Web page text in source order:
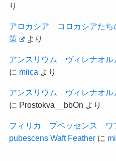
り
アロカシア コロカシアたち
策
より
アンスリウム ヴィレナオ
に miica より
アンスリウム ヴィレナオ
に Prostokva__bbOn より
フィリカ プベッセンス ワ
pubescens Waft Featherに